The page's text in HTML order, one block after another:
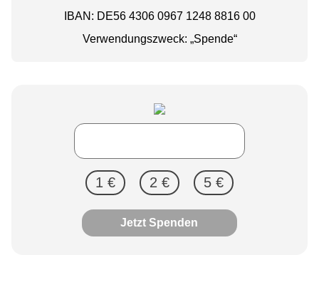
IBAN: DE56 4306 0967 1248 8816 00
Verwendungszweck: „Spende“
1 € 2 € 5 €
Jetzt Spenden